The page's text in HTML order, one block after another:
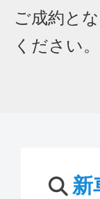
ご成約と
ください。
新